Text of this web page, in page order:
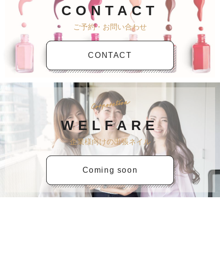
CONTACT
ご予約・お問い合わせ
CONTACT
Corporation
WELFARE
企業様向けの出張ネイル
Coming soon